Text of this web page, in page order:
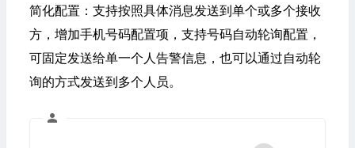
‌简化配置‌：支持按照具体消息发送到单个或多个接收
方，增加手机号码配置项，支持号码自动轮询配置，
可固定发送给单一个人告警信息，也可以通过自动轮
询的方式发送到多个人员‌。